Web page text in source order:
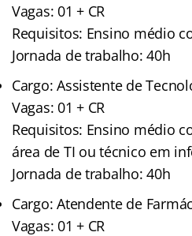
Vagas: 01 + CR
Requisitos: Ensino médio
Jornada de trabalho: 40h
Cargo: Assistente de
Vagas: 01 + CR
Requisitos: Ensino médio
área de TI ou técnico em
Jornada de trabalho: 40h
Cargo: Atendente de
Vagas: 01 + CR